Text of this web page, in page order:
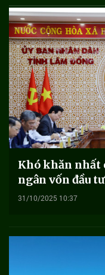
Khó khăn nhất
ngân vốn đầu
31/10/2025 10:37